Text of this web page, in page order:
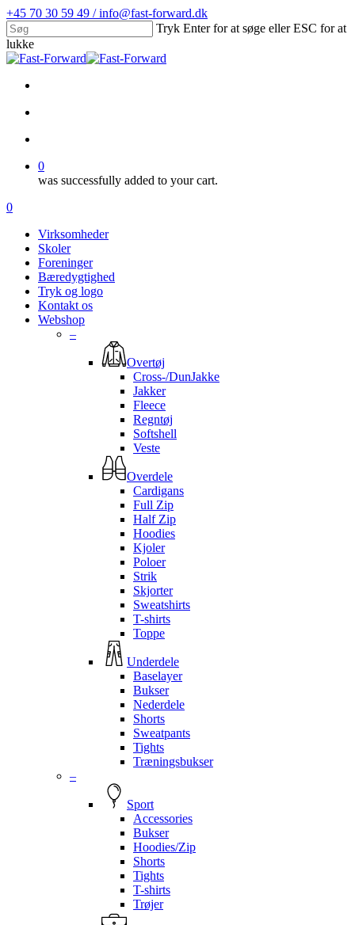
Skip
to
main
content
+45 70 30 59 49 / info@fast-forward.dk
Tryk Enter for at søge eller ESC for at
lukke
Close
0
was successfully added to your cart.
Menu
search
account
0
Virksomheder
Skoler
Foreninger
Bæredygtighed
Tryk og logo
Kontakt os
Webshop
–
Overtøj
Cross-/DunJakke
Jakker
Fleece
Regntøj
Softshell
Veste
Overdele
Cardigans
Full Zip
Half Zip
Hoodies
Kjoler
Poloer
Strik
Skjorter
Sweatshirts
T-shirts
Toppe
Underdele
Baselayer
Bukser
Nederdele
Shorts
Sweatpants
Tights
Træningsbukser
–
Sport
Accessories
Bukser
Hoodies/Zip
Shorts
Tights
T-shirts
Trøjer